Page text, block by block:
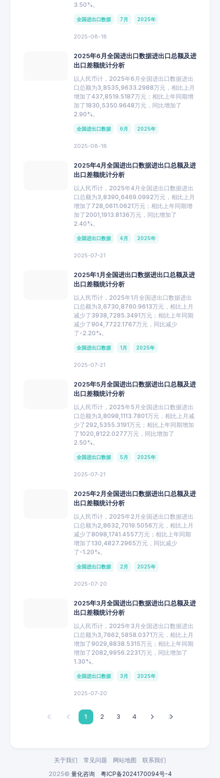
3.50%。
全国进出口数据 7月 2025年
2025-08-18
2025年6月全国进出口数据进出口总额及进
出口差额统计分析
以人民币计，2025年6月全国进出口数据进出
口总额为3,8535,9633.2988万元，相比上月
增加了437,8519.5187万元；相比上年同期增
加了1830,5350.9648万元，同比增加了
2.90%。
全国进出口数据 6月 2025年
2025-08-18
2025年4月全国进出口数据进出口总额及进
出口差额统计分析
以人民币计，2025年4月全国进出口数据进出
口总额为3,8390,6469.0992万元，相比上月
增加了728,0611.0621万元；相比上年同期增
加了2001,1913.8136万元，同比增加了
2.40%。
全国进出口数据 4月 2025年
2025-07-21
2025年1月全国进出口数据进出口总额及进
出口差额统计分析
以人民币计，2025年1月全国进出口数据进出
口总额为3,6730,8760.9613万元，相比上月
减少了3938,7285.3491万元；相比上年同期
减少了904,7722.1767万元，同比减少
了-2.20%。
全国进出口数据 1月 2025年
2025-07-21
2025年5月全国进出口数据进出口总额及进
出口差额统计分析
以人民币计，2025年5月全国进出口数据进出
口总额为3,8098,1113.7801万元，相比上月减
少了292,5355.3191万元；相比上年同期增加
了1020,8122.0277万元，同比增加了
2.50%。
全国进出口数据 5月 2025年
2025-07-21
2025年2月全国进出口数据进出口总额及进
出口差额统计分析
以人民币计，2025年2月全国进出口数据进出
口总额为2,8632,7019.5056万元，相比上月
减少了8098,1741.4557万元；相比上年同期
增加了130,4827.2965万元，同比减少
了-1.20%。
全国进出口数据 2月 2025年
2025-07-20
2025年3月全国进出口数据进出口总额及进
出口差额统计分析
以人民币计，2025年3月全国进出口数据进出
口总额为3,7662,5858.0371万元，相比上月
增加了9029,8838.5315万元；相比上年同期
增加了2082,9956.2231万元，同比增加了
1.30%。
全国进出口数据 3月 2025年
2025-07-20
1 2 3 4
2025© 量化咨询 粤ICP备2024170094号-4
关于我们 常见问题 网站地图 联系我们